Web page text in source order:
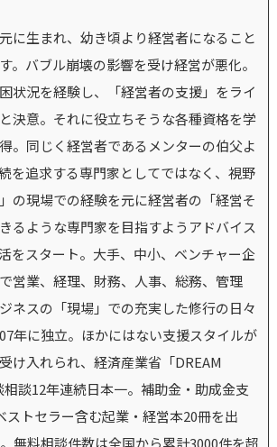
に生まれ、幼き頃より経営者になること
。バブル崩壊の影響を受け経営が悪化。
状況を経験し、「経営者の支援」をライ
決意。それに役立ちそうな各種資格を学
。同じく経営者であるメンターの伯父よ
を追求する専門家としてではなく、視野
の現場での経験を元に経営者の「経営そ
るような専門家を目指すようアドバイス
をスタート。大手、中小、ベンチャー企
営業、経理、財務、人事、総務、管理
ネスの「現場」での充実した修行の日々
年に独立。ほかにはない支援スタイルが
け入れられ、経済産業省「DREAM
相談12年連続日本一。補助金・助成金支
ストセラー含む起業・経営本20冊を出
無料相談件数は全国から累計3000件を超